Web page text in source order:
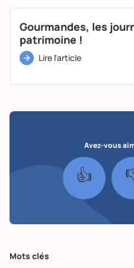
Gourmandes, les
patrimoine !
Lire l'article
Avez-vous
👍
Mots clés